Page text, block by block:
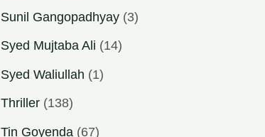
Sunil Gangopadhyay (3)
Syed Mujtaba Ali (14)
Syed Waliullah (1)
Thriller (138)
Tin Goyenda (67)